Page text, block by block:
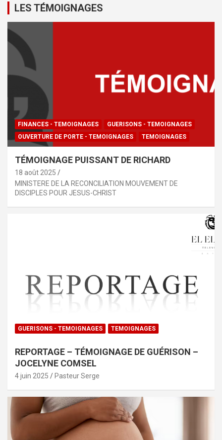
LES TÉMOIGNAGES
FINANCES - TEMOIGNAGES
GUERISONS - TEMOIGNAGES
OUVERTURE DE PORTE - TEMOIGNAGES
TEMOIGNAGES
TÉMOIGNAGE PUISSANT DE RICHARD
18 août 2025
MINISTERE DE LA RECONCILIATION MOUVEMENT DE
DISCIPLES POUR JESUS-CHRIST
GUERISONS - TEMOIGNAGES TEMOIGNAGES
REPORTAGE – TÉMOIGNAGE DE GUÉRISON –
JOCELYNE COMSEL
4 juin 2025 Pasteur Serge